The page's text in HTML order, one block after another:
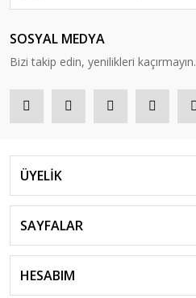
SOSYAL MEDYA
Bizi takip edin, yenilikleri kaçırmayın.
ÜYELİK
SAYFALAR
HESABIM